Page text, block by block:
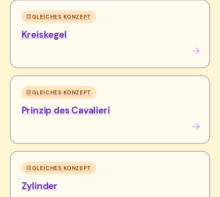
GLEICHES KONZEPT
Kreiskegel
GLEICHES KONZEPT
Prinzip des Cavalieri
GLEICHES KONZEPT
Zylinder